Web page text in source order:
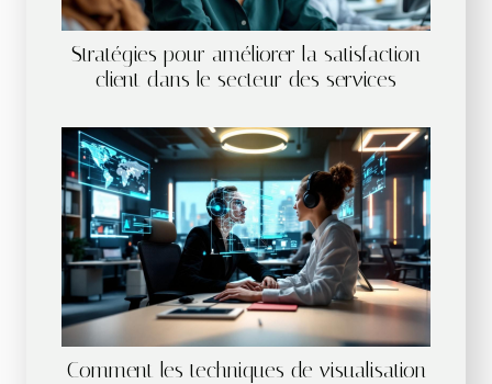
Stratégies pour améliorer la satisfaction
client dans le secteur des services
Comment les techniques de visualisation